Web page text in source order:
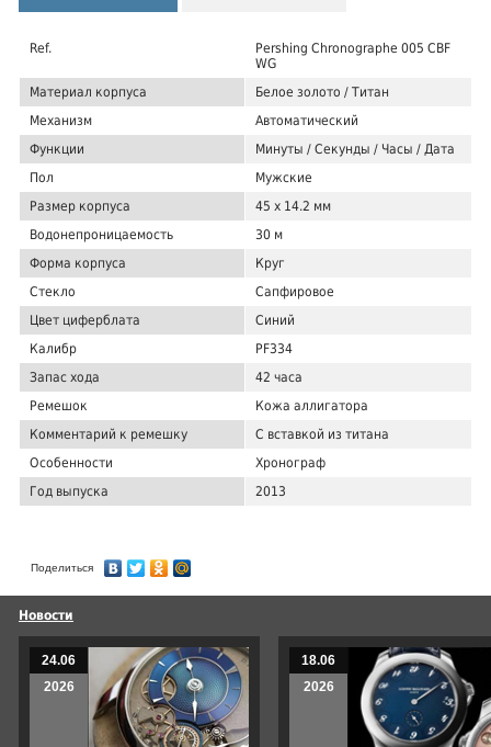
Ref.
Pershing Chronographe 005 CBF
WG
Материал корпуса
Белое золото / Титан
Механизм
Автоматический
Функции
Минуты / Секунды / Часы / Дата
Пол
Мужские
Размер корпуса
45 х 14.2 мм
Водонепроницаемость
30 м
Форма корпуса
Круг
Стекло
Сапфировое
Цвет циферблата
Синий
Калибр
PF334
Запас хода
42 часа
Ремешок
Кожа аллигатора
Комментарий к ремешку
С вставкой из титана
Особенности
Хронограф
Год выпуска
2013
Поделиться
Новости
24.06
2026
18.06
2026